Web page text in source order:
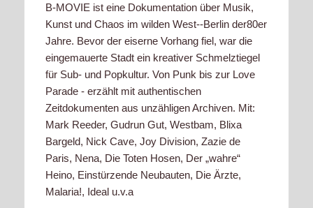
B-­MOVIE ist eine Dokumentation über Musik,
Kunst und Chaos im wilden West-­‐Berlin der80er
Jahre. Bevor der eiserne Vorhang fiel, war die
eingemauerte Stadt ein kreativer Schmelztiegel
für Sub-­ und Popkultur. Von Punk bis zur Love
Parade -­ erzählt mit authentischen
Zeitdokumenten aus unzähligen Archiven. Mit:
Mark Reeder, Gudrun Gut, Westbam, Blixa
Bargeld, Nick Cave, Joy Division, Zazie de
Paris, Nena, Die Toten Hosen, Der „wahre“
Heino, Einstürzende Neubauten, Die Ärzte,
Malaria!, Ideal u.v.a